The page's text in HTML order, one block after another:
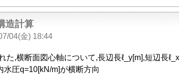
造計算
04(金) 18:44
た,横断面図心軸について,長辺長ℓ_y[m],短辺長
圧q=10[kN/m]が横断方向